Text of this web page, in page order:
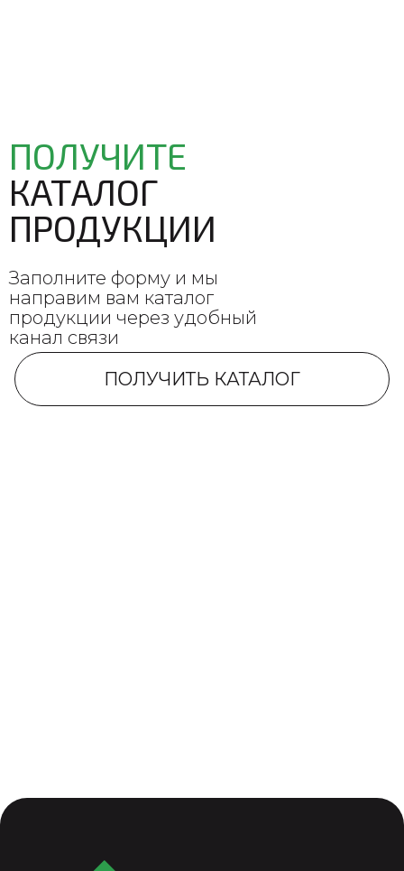
Заполните форму и мы
направим вам каталог
продукции через удобный
канал связи
ПОЛУЧИТЕ
КАТАЛОГ
ПРОДУКЦИИ
ПОЛУЧИТЬ КАТАЛОГ